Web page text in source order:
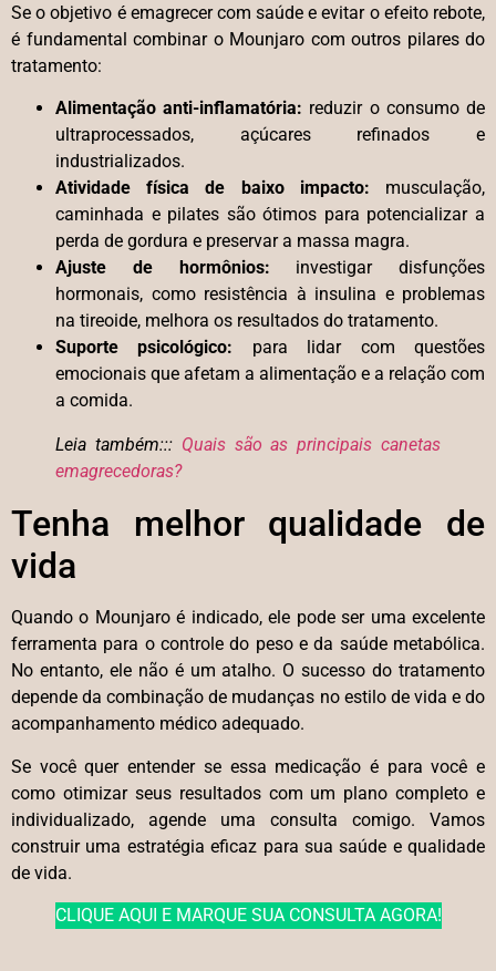
Se o objetivo é emagrecer com saúde e evitar o efeito rebote,
é fundamental combinar o Mounjaro com outros pilares do
tratamento:
Alimentação anti-inflamatória: reduzir o consumo de
ultraprocessados, açúcares refinados e
industrializados.
Atividade física de baixo impacto: musculação,
caminhada e pilates são ótimos para potencializar a
perda de gordura e preservar a massa magra.
Ajuste de hormônios: investigar disfunções
hormonais, como resistência à insulina e problemas
na tireoide, melhora os resultados do tratamento.
Suporte psicológico: para lidar com questões
emocionais que afetam a alimentação e a relação com
a comida.
Leia também::: Quais são as principais canetas
emagrecedoras?
Tenha melhor qualidade de
vida
Quando o Mounjaro é indicado, ele pode ser uma excelente
ferramenta para o controle do peso e da saúde metabólica.
No entanto, ele não é um atalho. O sucesso do tratamento
depende da combinação de mudanças no estilo de vida e do
acompanhamento médico adequado.
Se você quer entender se essa medicação é para você e
como otimizar seus resultados com um plano completo e
individualizado, agende uma consulta comigo. Vamos
construir uma estratégia eficaz para sua saúde e qualidade
de vida.
CLIQUE AQUI E MARQUE SUA CONSULTA AGORA!